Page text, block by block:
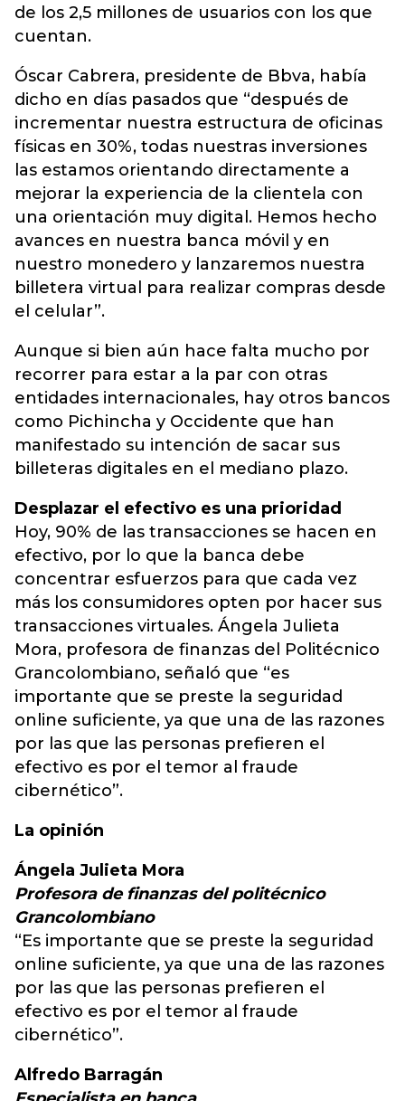
de los 2,5 millones de usuarios con los que
cuentan.
Óscar Cabrera, presidente de Bbva, había
dicho en días pasados que “después de
incrementar nuestra estructura de oficinas
físicas en 30%, todas nuestras inversiones
las estamos orientando directamente a
mejorar la experiencia de la clientela con
una orientación muy digital. Hemos hecho
avances en nuestra banca móvil y en
nuestro monedero y lanzaremos nuestra
billetera virtual para realizar compras desde
el celular”.
Aunque si bien aún hace falta mucho por
recorrer para estar a la par con otras
entidades internacionales, hay otros bancos
como Pichincha y Occidente que han
manifestado su intención de sacar sus
billeteras digitales en el mediano plazo.
Desplazar el efectivo es una prioridad
Hoy, 90% de las transacciones se hacen en
efectivo, por lo que la banca debe
concentrar esfuerzos para que cada vez
más los consumidores opten por hacer sus
transacciones virtuales. Ángela Julieta
Mora, profesora de finanzas del Politécnico
Grancolombiano, señaló que “es
importante que se preste la seguridad
online suficiente, ya que una de las razones
por las que las personas prefieren el
efectivo es por el temor al fraude
cibernético”.
La opinión
Ángela Julieta Mora
Profesora de finanzas del politécnico
Grancolombiano
“Es importante que se preste la seguridad
online suficiente, ya que una de las razones
por las que las personas prefieren el
efectivo es por el temor al fraude
cibernético”.
Alfredo Barragán